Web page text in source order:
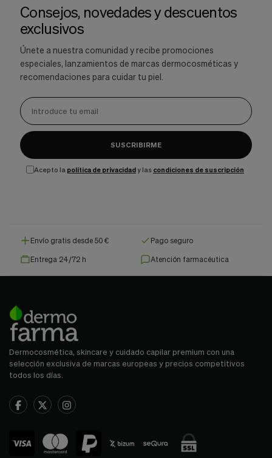
Consejos, novedades y descuentos
exclusivos
Únete a nuestra comunidad y recibe promociones
especiales, lanzamientos de marcas dermocosméticas y
recomendaciones para cuidar tu piel.
SUSCRIBIRME
Acepto la política de privacidady las condiciones de suscripción
Envío gratis desde 50 € Pago seguro
Entrega 24/72 h Atención farmacéutica
Dermocosmética, skincare y cuidado capilar premium con una
selección exclusiva de marcas europeas y precios competitivos
todos los días.